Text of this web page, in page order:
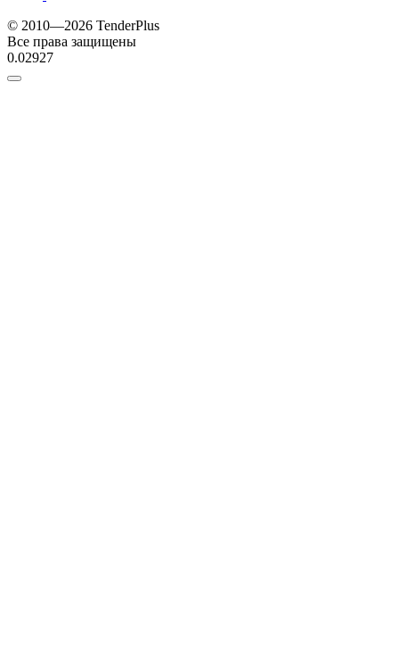
© 2010—2026 TenderPlus
Все права защищены
0.02927